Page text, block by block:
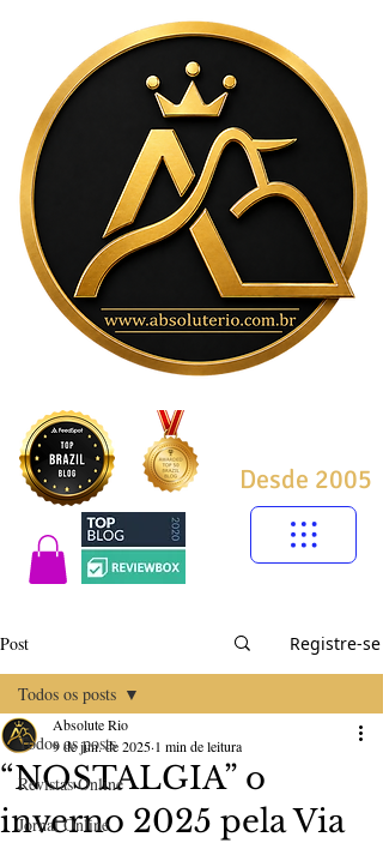
Desde 2005
Post Registre-se
Todos os posts
Revistas Online
Jornal Online
Todos os posts
“NOSTALGIA” o
inverno 2025 pela Via
Absolute Rio
9 de jun. de 2025 1 min de leitura